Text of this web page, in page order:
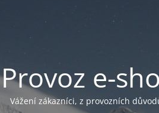
Provoz e-
Vážení zákazníci, z provozních